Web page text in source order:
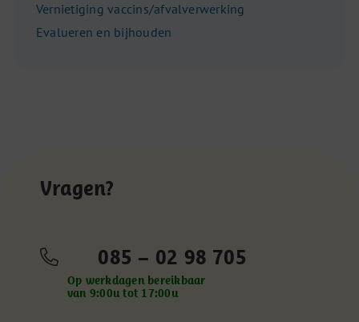
Vernietiging vaccins/afvalverwerking
Evalueren en bijhouden
Vragen?
085 – 02 98 705
Op werkdagen bereikbaar
van 9:00u tot 17:00u